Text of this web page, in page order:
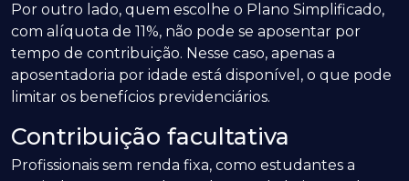
Por outro lado, quem escolhe o Plano Simplificado,
com alíquota de 11%, não pode se aposentar por
tempo de contribuição. Nesse caso, apenas a
aposentadoria por idade está disponível, o que pode
limitar os benefícios previdenciários.
Contribuição facultativa
Profissionais sem renda fixa, como estudantes a